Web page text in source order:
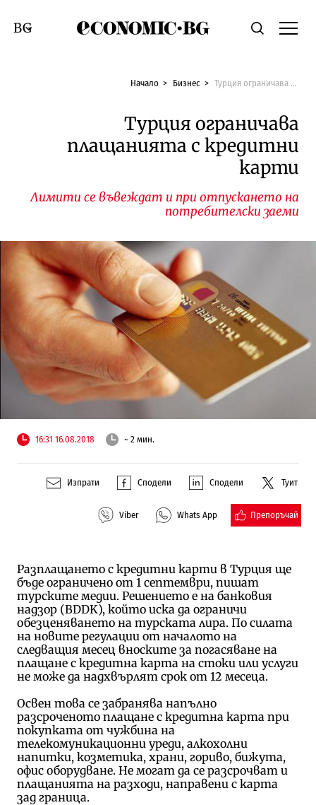
Economic.bgТърсене
Смяна на език
Начало Бизнес Турция ограничава плащанията с кредитни карти
Турция ограничава
плащанията с кредитни
карти
Лимити се въвеждат и при отпускането на
потребителски заеми
16:31 16.08.2018 ~ 2 мин.
Изпрати Сподели Сподели Туит
Viber Whats App Препоръчай
Разплащането с кредитни карти в Турция ще
бъде ограничено от 1 септември, пишат
турските медии. Решението е на банковия
надзор (BDDK), който иска да ограничи
обезценяването на турската лира. По силата
на новите регулации от началото на
следващия месец вноските за погасяване на
плащане с кредитна карта на стоки или услуги
не може да надхвърлят срок от 12 месеца.
Освен това се забранява напълно
разсроченото плащане с кредитна карта при
покупката от чужбина на
телекомуникационни уреди, алкохолни
напитки, козметика, храни, гориво, бижута,
офис оборудване. Не могат да се разсрочват и
плащанията на разходи, направени с карта
зад граница.